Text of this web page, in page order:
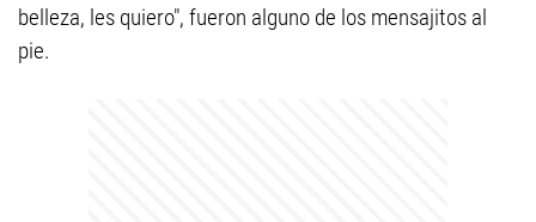
belleza, les quiero", fueron alguno de los mensajitos al
pie.